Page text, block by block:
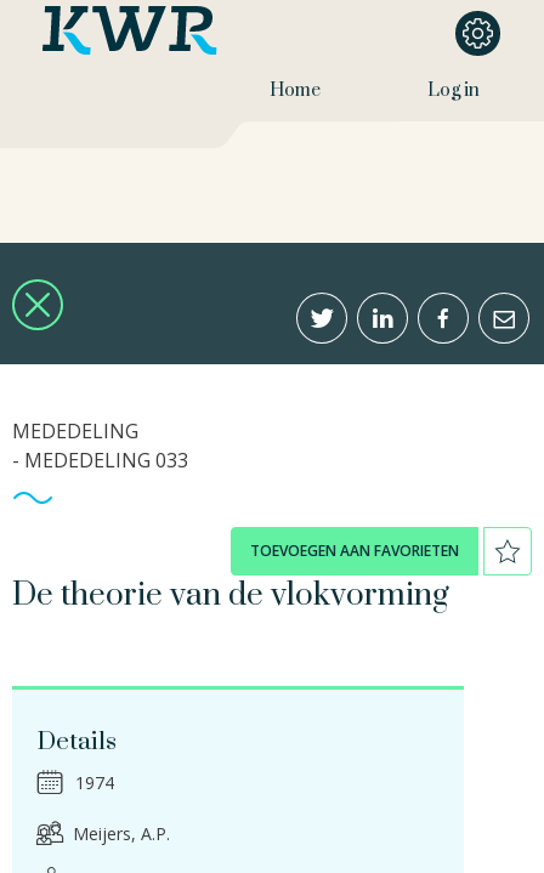
Home Log in
MEDEDELING
- MEDEDELING 033
TOEVOEGEN AAN FAVORIETEN
De theorie van de vlokvorming
Details
1974
Meijers, A.P.